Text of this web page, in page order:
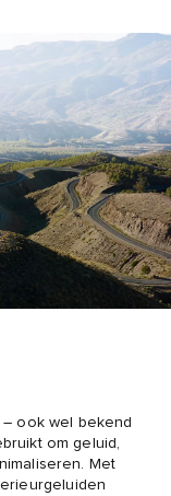
– ook wel bekend
om geluid,
Met